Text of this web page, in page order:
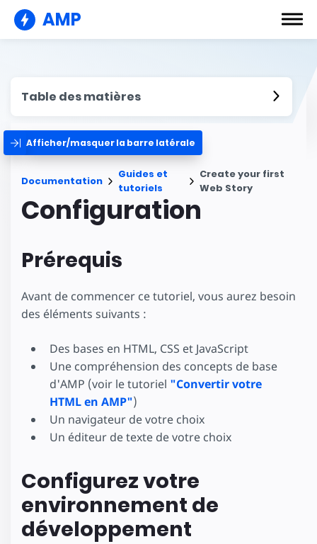
AMP
Table des matières
Afficher/masquer la barre latérale
Documentation
Guides et
tutoriels
Create your first
Web Story
Configuration
Prérequis
Avant de commencer ce tutoriel, vous aurez besoin
des éléments suivants :
Des bases en HTML, CSS et JavaScript
Une compréhension des concepts de base
d'AMP (voir le tutoriel "Convertir votre
HTML en AMP")
Un navigateur de votre choix
Un éditeur de texte de votre choix
Configurez votre
environnement de
développement